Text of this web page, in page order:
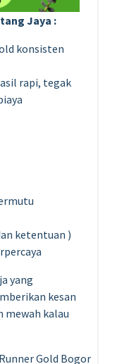
Jaya :
konsisten
rapi, tegak
ketentuan )
yang
kesan
mewah kalau